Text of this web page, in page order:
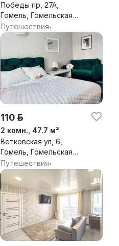
Победы пр, 27А,
Гомель, Гомельская
обл.
Путешествия•
110 р.
2 комн., 47.7 м²
Ветковская ул, 6,
Гомель, Гомельская
обл.
Путешествия•